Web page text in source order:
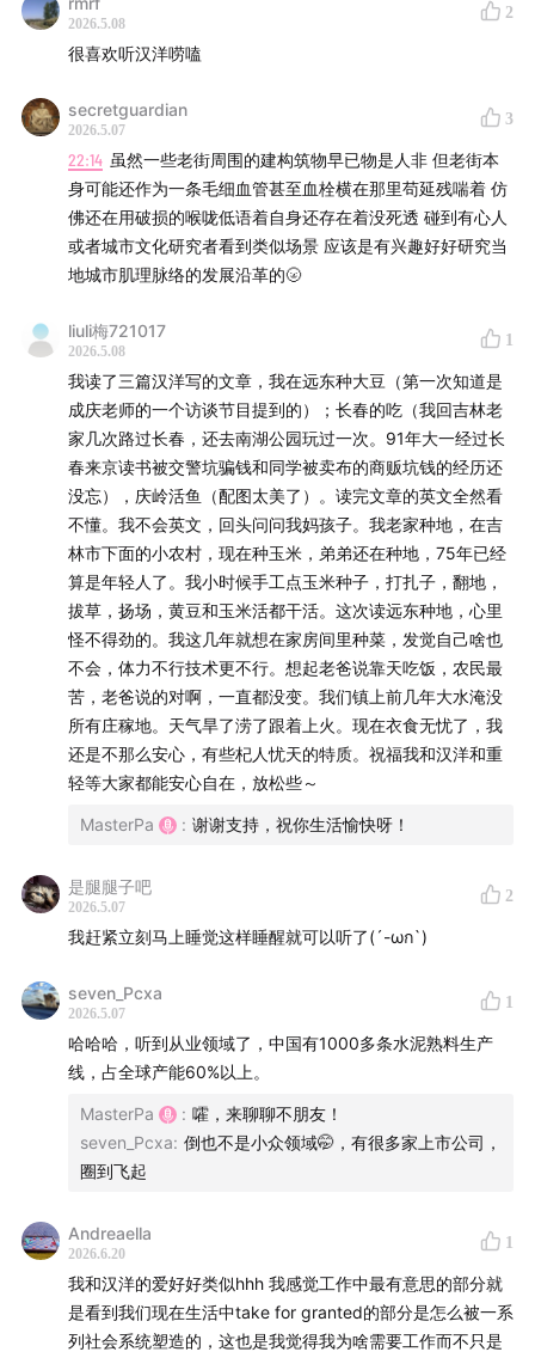
心的特别纯粹的热爱」，才会在灰度条更靠左侧的地方找到
位置，以便于被同行人投来赞许的目光，而一个从事家电维
这是为啥？我不知道，有点好奇，是不是因为内容从业者会
生产内容，于是天然会被同行看到，于是会有个比较？这事
儿我觉得挺值得挖挖的。
另外说个有意思的事儿，我认识几个朋友，在听了很多期节
目之后第一次看到重轻老师的照片，都会发出类似这样的疑
惑：「啊？重轻看着也不像特别有钱的人呀？」每当这时候
我仿佛就听到重轻老师在照片里发出了讽刺的声音：「咋
2026.5.08
2
很喜欢听汉洋唠嗑
secretguardian
2026.5.07
3
22:14 虽然一些老街周围的建构筑物早已物是人非 但老街本
身可能还作为一条毛细血管甚至血栓横在那里苟延残喘着 仿
佛还在用破损的喉咙低语着自身还存在着没死透 碰到有心人
或者城市文化研究者看到类似场景 应该是有兴趣好好研究当
地城市肌理脉络的发展沿革的🌝
liuli梅721017
2026.5.08
1
我读了三篇汉洋写的文章，我在远东种大豆（第一次知道是
成庆老师的一个访谈节目提到的）；长春的吃（我回吉林老
家几次路过长春，还去南湖公园玩过一次。91年大一经过长
春来京读书被交警坑骗钱和同学被卖布的商贩坑钱的经历还
没忘），庆岭活鱼（配图太美了）。读完文章的英文全然看
不懂。我不会英文，回头问问我妈孩子。我老家种地，在吉
林市下面的小农村，现在种玉米，弟弟还在种地，75年已经
算是年轻人了。我小时候手工点玉米种子，打扎子，翻地，
拔草，扬场，黄豆和玉米活都干活。这次读远东种地，心里
怪不得劲的。我这几年就想在家房间里种菜，发觉自己啥也
不会，体力不行技术更不行。想起老爸说靠天吃饭，农民最
苦，老爸说的对啊，一直都没变。我们镇上前几年大水淹没
所有庄稼地。天气旱了涝了跟着上火。现在衣食无忧了，我
还是不那么安心，有些杞人忧天的特质。祝福我和汉洋和重
轻等大家都能安心自在，放松些～
MasterPa : 谢谢支持，祝你生活愉快呀！
是腿腿子吧
2026.5.07
2
我赶紧立刻马上睡觉这样睡醒就可以听了(´-ωก`)
seven_Pcxa
2026.5.07
1
哈哈哈，听到从业领域了，中国有1000多条水泥熟料生产
线，占全球产能60%以上。
MasterPa : 嚯，来聊聊不朋友！
seven_Pcxa: 倒也不是小众领域🤭，有很多家上市公司，
圈到飞起
Andreaella
2026.6.20
1
我和汉洋的爱好好类似hhh 我感觉工作中最有意思的部分就
是看到我们现在生活中take for granted的部分是怎么被一系
列社会系统塑造的，这也是我觉得我为啥需要工作而不只是